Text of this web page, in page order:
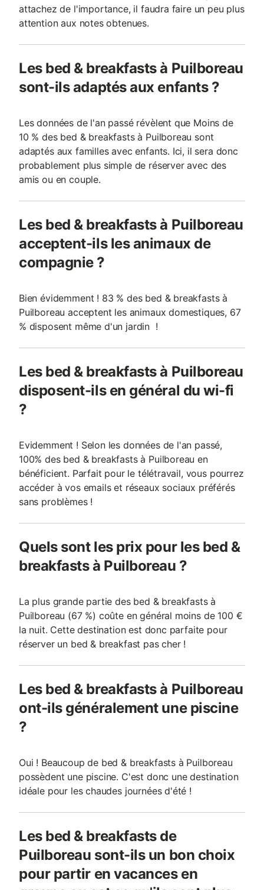
attachez de l'importance, il faudra faire un peu plus
attention aux notes obtenues.
Les bed & breakfasts à Puilboreau
sont-ils adaptés aux enfants ?
Les données de l'an passé révèlent que Moins de
10 % des bed & breakfasts à Puilboreau sont
adaptés aux familles avec enfants. Ici, il sera donc
probablement plus simple de réserver avec des
amis ou en couple.
Les bed & breakfasts à Puilboreau
acceptent-ils les animaux de
compagnie ?
Bien évidemment ! 83 % des bed & breakfasts à
Puilboreau acceptent les animaux domestiques, 67
% disposent même d'un jardin !
Les bed & breakfasts à Puilboreau
disposent-ils en général du wi-fi
?
Evidemment ! Selon les données de l'an passé,
100% des bed & breakfasts à Puilboreau en
bénéficient. Parfait pour le télétravail, vous pourrez
accéder à vos emails et réseaux sociaux préférés
sans problèmes !
Quels sont les prix pour les bed &
breakfasts à Puilboreau ?
La plus grande partie des bed & breakfasts à
Puilboreau (67 %) coûte en général moins de 100 €
la nuit. Cette destination est donc parfaite pour
réserver un bed & breakfast pas cher !
Les bed & breakfasts à Puilboreau
ont-ils généralement une piscine
?
Oui ! Beaucoup de bed & breakfasts à Puilboreau
possèdent une piscine. C'est donc une destination
idéale pour les chaudes journées d'été !
Les bed & breakfasts de
Puilboreau sont-ils un bon choix
pour partir en vacances en